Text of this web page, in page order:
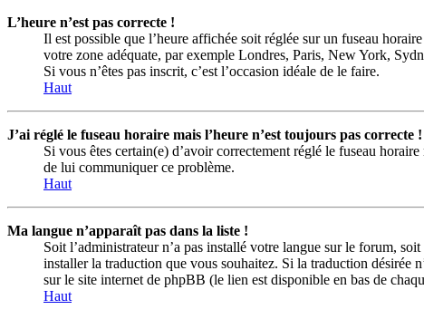
L’heure n’est pas correcte !
Il est possible que l’heure affichée soit réglée sur un fuseau
votre zone adéquate, par exemple Londres, Paris, New York,
Si vous n’êtes pas inscrit, c’est l’occasion idéale de le faire.
Haut
J’ai réglé le fuseau horaire mais l’heure n’est toujours pas correcte !
Si vous êtes certain(e) d’avoir correctement réglé le fuseau
de lui communiquer ce problème.
Haut
Ma langue n’apparaît pas dans la liste !
Soit l’administrateur n’a pas installé votre langue sur le forum,
installer la traduction que vous souhaitez. Si la traduction désirée
sur le site internet de phpBB (le lien est disponible en bas de
Haut